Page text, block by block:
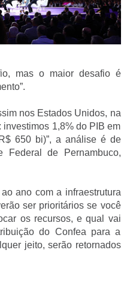
mas o maior desafio é
nos Estados Unidos, na
1,8% do PIB em
650 bi)”, a análise é de
Federal de Pernambuco,
ano com a infraestrutura
ser prioritários se você
os recursos, e qual vai
do Confea para a
jeito, serão retornados